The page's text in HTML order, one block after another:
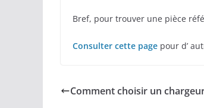
Bref, pour trouver une pièce
Consulter cette page pour d’
Comment choisir un